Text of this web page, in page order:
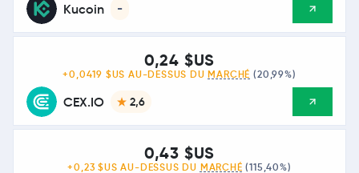
Kucoin -
CEX.IO 2,6
0,24 $US
+0,0419 $US AU-DESSUS DU MARCHÉ (20,99%)
0,43 $US
+0,23 $US AU-DESSUS DU MARCHÉ (115,40%)